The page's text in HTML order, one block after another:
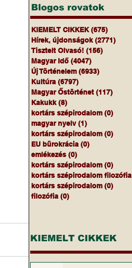
Blogos rovatok
KIEMELT CIKKEK (675)
Hírek, újdonságok (2771)
Tisztelt Olvasó! (156)
Magyar Idő (4047)
Új Történelem (6933)
Kultúra (6797)
Magyar Őstörténet (117)
Kakukk (8)
kortárs szépirodalom (0)
magyar nyelv (1)
kortárs szépirodalom (0)
EU bürokrácia (0)
emlékezés (0)
kortárs szépirodalom (0)
kortárs szépirodalom filozófia
kortárs szépirodalom (0)
filozófia (0)
KIEMELT CIKKEK